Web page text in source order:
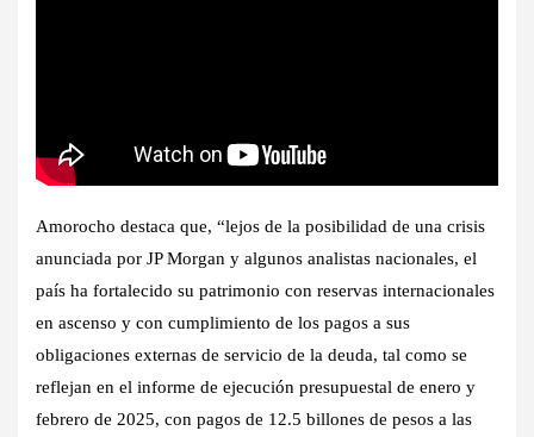
Amorocho destaca que, “lejos de la posibilidad de una crisis
anunciada por JP Morgan y algunos analistas nacionales, el
país ha fortalecido su patrimonio con reservas internacionales
en ascenso y con cumplimiento de los pagos a sus
obligaciones externas de servicio de la deuda, tal como se
reflejan en el informe de ejecución presupuestal de enero y
febrero de 2025, con pagos de 12.5 billones de pesos a las